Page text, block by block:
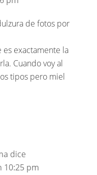
de fotos por
es exactamente la
Cuando voy al
tipos pero miel
dice
10:25 pm